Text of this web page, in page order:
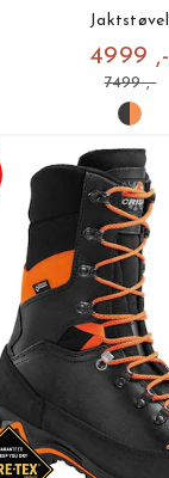
Jaktstøvel
4999 ,-
7499 ,-